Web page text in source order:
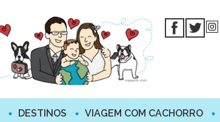
DESTINOS VIAGEM COM CACHORRO